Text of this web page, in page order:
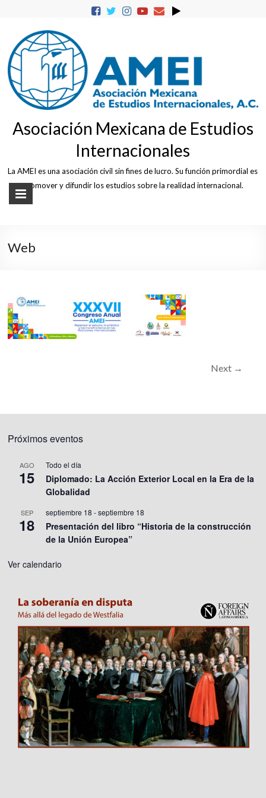
Asociación Mexicana de Estudios
Internacionales
La AMEI es una asociación civil sin fines de lucro. Su función primordial es
promover y difundir los estudios sobre la realidad internacional.
Web
Next →
Próximos eventos
AGO
15
Todo el día
Diplomado: La Acción Exterior Local en la Era de la
Globalidad
SEP
18
septiembre 18 -septiembre 18
Presentación del libro “Historia de la construcción
de la Unión Europea”
Ver calendario